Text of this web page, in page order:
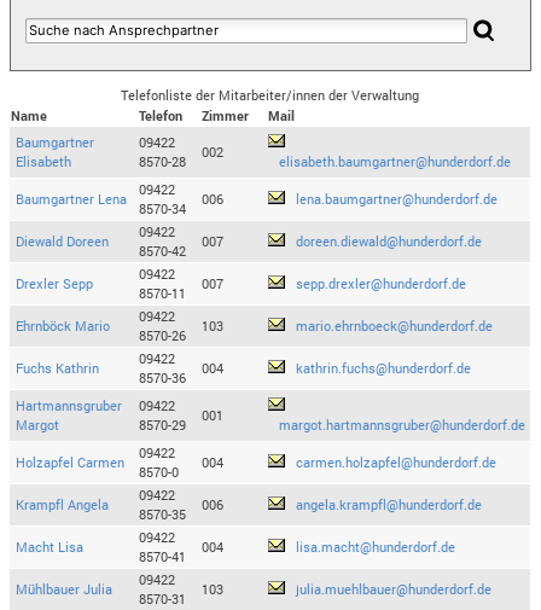
Telefonliste der Mitarbeiter/innen der Verwaltung
Name
Telefon Zimmer
Mail
Baumgartner
Elisabeth
09422
8570-28
002
elisabeth.baumgartner@hunderdorf.de
Baumgartner Lena
09422
8570-34
006 lena.baumgartner@hunderdorf.de
Diewald Doreen
09422
8570-42
007 doreen.diewald@hunderdorf.de
Drexler Sepp
09422
8570-11
007 sepp.drexler@hunderdorf.de
Ehrnböck Mario
09422
8570-26
103 mario.ehrnboeck@hunderdorf.de
Fuchs Kathrin
09422
8570-36
004 kathrin.fuchs@hunderdorf.de
Hartmannsgruber
Margot
09422
8570-29
001
margot.hartmannsgruber@hunderdorf.de
Holzapfel Carmen
09422
8570-0
004 carmen.holzapfel@hunderdorf.de
Krampfl Angela
09422
8570-35
006 angela.krampfl@hunderdorf.de
Macht Lisa
09422
8570-41
004 lisa.macht@hunderdorf.de
Mühlbauer Julia
09422
8570-31
103 julia.muehlbauer@hunderdorf.de